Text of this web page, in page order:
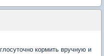
кормить вручную и